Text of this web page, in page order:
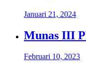
Januari 21, 2024
Munas III
Februari 10, 2023